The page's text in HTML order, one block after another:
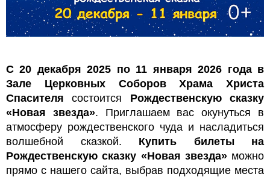
С 20 декабря 2025 по 11 января 2026 года в
Зале Церковных Соборов Храма Христа
Спасителя состоится Рождественскую сказку
«Новая звезда». Приглашаем вас окунуться в
атмосферу рождественского чуда и насладиться
волшебной сказкой. Купить билеты на
Рождественскую сказку «Новая звезда»можно
прямо с нашего сайта, выбрав подходящие места